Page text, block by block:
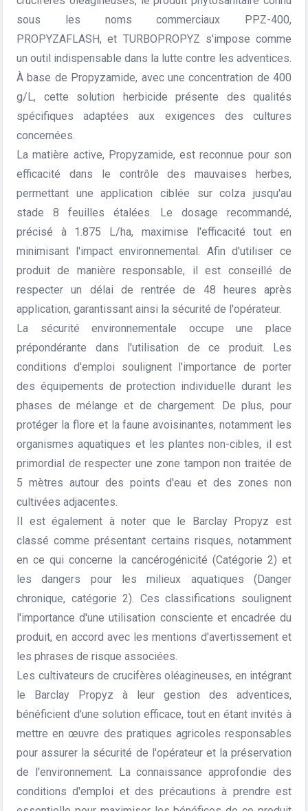
sous les noms commerciaux PPZ-400,
PROPYZAFLASH, et TURBOPROPYZ s'impose comme
un outil indispensable dans la lutte contre les adventices.
À base de Propyzamide, avec une concentration de 400
g/L, cette solution herbicide présente des qualités
spécifiques adaptées aux exigences des cultures
concernées.
La matière active, Propyzamide, est reconnue pour son
efficacité dans le contrôle des mauvaises herbes,
permettant une application ciblée sur colza jusqu'au
stade 8 feuilles étalées. Le dosage recommandé,
précisé à 1.875 L/ha, maximise l'efficacité tout en
minimisant l'impact environnemental. Afin d'utiliser ce
produit de manière responsable, il est conseillé de
respecter un délai de rentrée de 48 heures après
application, garantissant ainsi la sécurité de l'opérateur.
La sécurité environnementale occupe une place
prépondérante dans l'utilisation de ce produit. Les
conditions d'emploi soulignent l'importance de porter
des équipements de protection individuelle durant les
phases de mélange et de chargement. De plus, pour
protéger la flore et la faune avoisinantes, notamment les
organismes aquatiques et les plantes non-cibles, il est
primordial de respecter une zone tampon non traitée de
5 mètres autour des points d'eau et des zones non
cultivées adjacentes.
Il est également à noter que le Barclay Propyz est
classé comme présentant certains risques, notamment
en ce qui concerne la cancérogénicité (Catégorie 2) et
les dangers pour les milieux aquatiques (Danger
chronique, catégorie 2). Ces classifications soulignent
l'importance d'une utilisation consciente et encadrée du
produit, en accord avec les mentions d'avertissement et
les phrases de risque associées.
Les cultivateurs de crucifères oléagineuses, en intégrant
le Barclay Propyz à leur gestion des adventices,
bénéficient d'une solution efficace, tout en étant invités à
mettre en œuvre des pratiques agricoles responsables
pour assurer la sécurité de l'opérateur et la préservation
de l'environnement. La connaissance approfondie des
conditions d'emploi et des précautions à prendre est